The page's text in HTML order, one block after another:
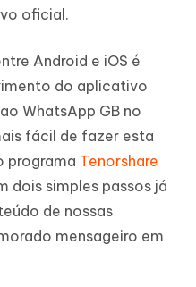
oficial.
Android e iOS é
do aplicativo
WhatsApp GB no
fácil de fazer esta
programa Tenorshare
dois simples passos já
de nossas
mensageiro em